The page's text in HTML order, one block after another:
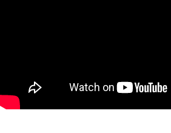
Реабилитация